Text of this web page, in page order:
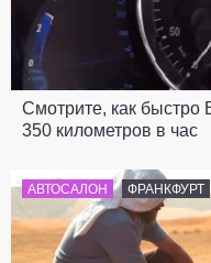
Смотрите, как быстро
350 километров в час
АВТОСАЛОН ФРАНКФУРТ